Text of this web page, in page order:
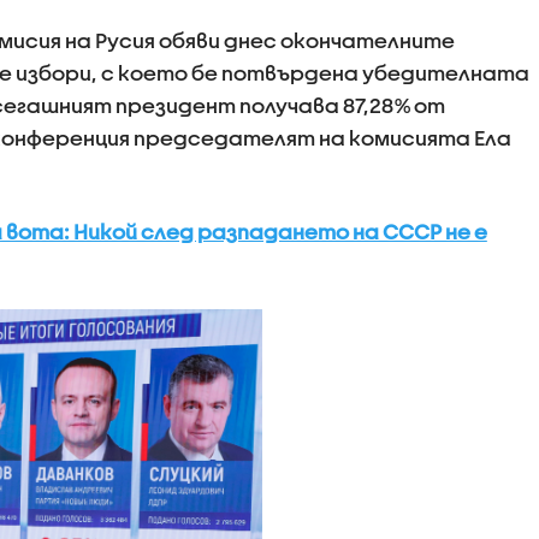
на Русия обяви днес окончателните
с което бе потвърдена убедителната
президент получава 87,28% от
председателят на комисията Ела
Никой след разпадането на СССР не е